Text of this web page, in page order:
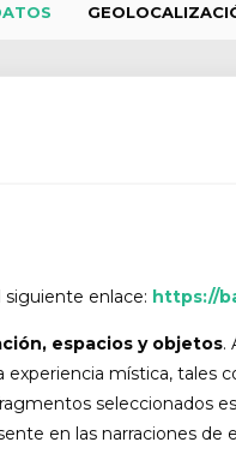
enlace: https://
espacios y objetos.
mística,
seleccionados
en las narraciones de